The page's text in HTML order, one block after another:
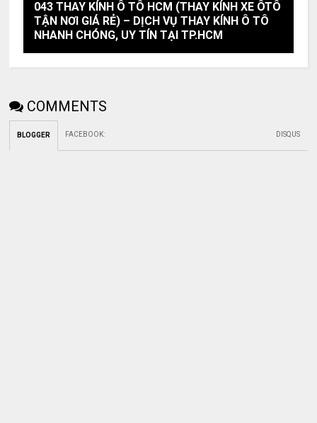
043 THAY KÍNH Ô TÔ HCM (THAY KÍNH XE ÔTÔ
TẬN NƠI GIÁ RẺ) – DỊCH VỤ THAY KÍNH Ô TÔ
NHANH CHÓNG, UY TÍN TẠI TP.HCM
COMMENTS
BLOGGER FACEBOOK: DISQUS